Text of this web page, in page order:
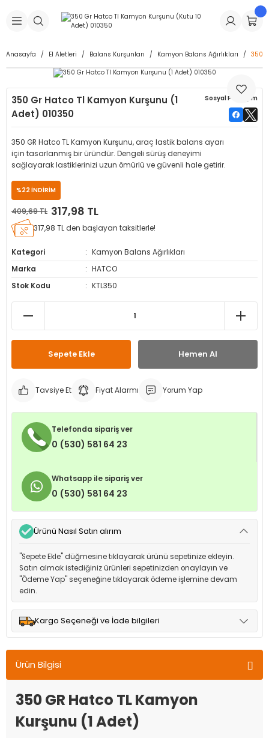
Geri Dön
Makineleri
Geri Dön
Dolgu Lastikleri
Dolgu Lastikleri
Geri Dön
İç Lastikleri
İç Lastikleri
Geri Dön
Geri Dön
& Sibop İlaveleri
Kapağı
Geri Dön
Tüpü
& Spreyler
Geri Dön
Makinesi Yedek Parçaları
Yedek Parçaları
Anasayfa El Aletleri Balans Kurşunları Kamyon Balans Ağırlıkları 350
350 Gr Hatco Tl Kamyon Kurşunu (1
Adet) 010350
Sosyal Paylaşım
350 GR Hatco TL Kamyon Kurşunu, araç lastik balans ayarı
için tasarlanmış bir üründür. Dengeli sürüş deneyimi
sağlayarak lastiklerinizi uzun ömürlü ve güvenli hale getirir.
%22 İNDİRİM
409,69 TL 317,98 TL
317,98 TL den başlayan taksitlerle!
Kategori
Kamyon Balans Ağırlıkları
Marka
HATCO
Stok Kodu
KTL350
Sepete Ekle Hemen Al
Tavsiye Et Fiyat Alarmı Yorum Yap
Telefonda sipariş ver
0 (530) 581 64 23
Whatsapp ile sipariş ver
0 (530) 581 64 23
Ürünü Nasıl Satın alırım
"Sepete Ekle" düğmesine tıklayarak ürünü sepetinize ekleyin.
Satın almak istediğiniz ürünleri sepetinizden onaylayın ve
"Ödeme Yap" seçeneğine tıklayarak ödeme işlemine devam
edin.
Kargo Seçeneği ve İade bilgileri
adresinize teslim edilir.
Ürün Bilgisi
350 GR Hatco TL Kamyon
Kurşunu (1 Adet)